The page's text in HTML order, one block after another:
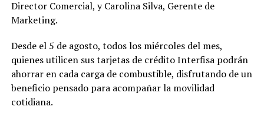
Una publicación compartida por Venus Media (@venusmediaoficial)
Director Comercial, y Carolina Silva, Gerente de
Marketing.
Desde el 5 de agosto, todos los miércoles del mes,
quienes utilicen sus tarjetas de crédito Interfisa podrán
ahorrar en cada carga de combustible, disfrutando de un
beneficio pensado para acompañar la movilidad
cotidiana.